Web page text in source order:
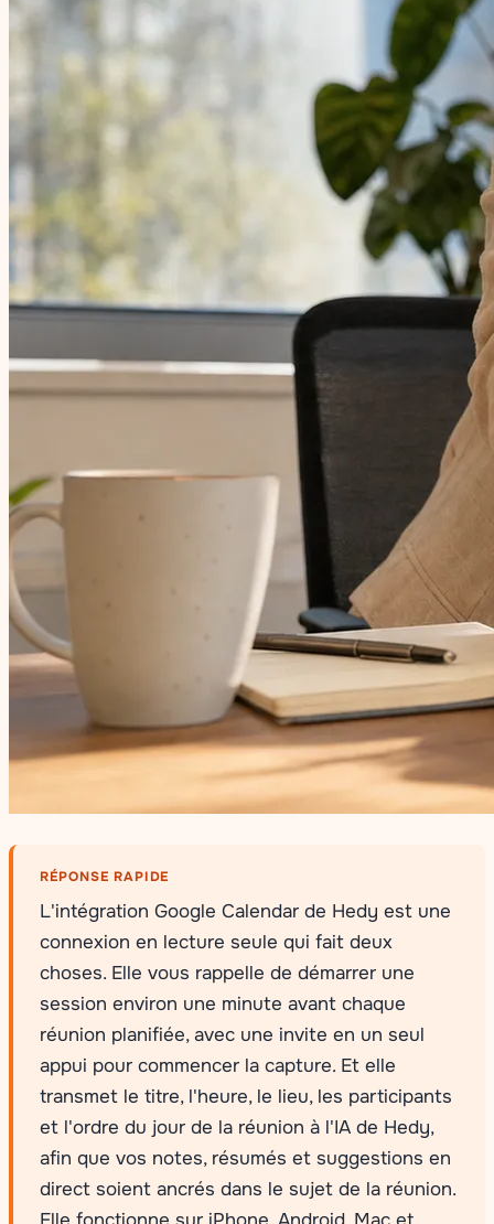
RÉPONSE RAPIDE
L'intégration Google Calendar de Hedy est une
connexion en lecture seule qui fait deux
choses. Elle vous rappelle de démarrer une
session environ une minute avant chaque
réunion planifiée, avec une invite en un seul
appui pour commencer la capture. Et elle
transmet le titre, l'heure, le lieu, les participants
et l'ordre du jour de la réunion à l'IA de Hedy,
afin que vos notes, résumés et suggestions en
direct soient ancrés dans le sujet de la réunion.